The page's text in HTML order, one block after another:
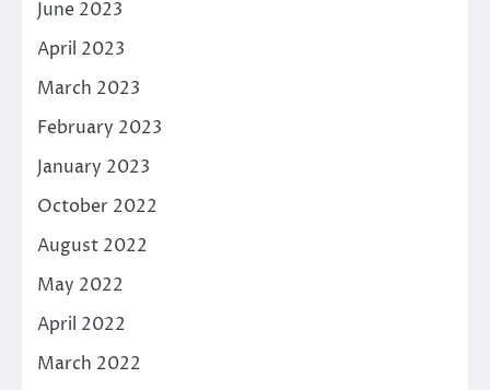
June 2023
April 2023
March 2023
February 2023
January 2023
October 2022
August 2022
May 2022
April 2022
March 2022